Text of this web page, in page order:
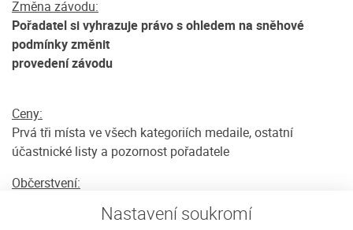
Nastavení soukromí
Změna závodu:
Pořadatel si vyhrazuje právo s ohledem na sněhové
podmínky změnit
provedení závodu
Ceny:
Prvá tři místa ve všech kategoriích medaile, ostatní
účastnické listy a pozornost pořadatele
Občerstvení:
občerstvení (čaj, tatranka)